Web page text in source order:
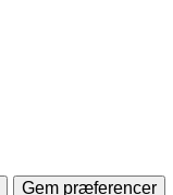
Gem præferencer